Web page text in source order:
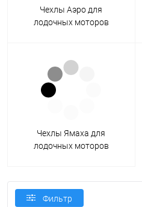
Чехлы Аэро для
лодочных моторов
Чехлы Ямаха для
лодочных моторов
Фильтр